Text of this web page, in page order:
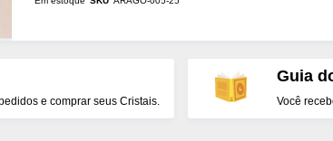
e comprar seus Cristais.
Guia
Você